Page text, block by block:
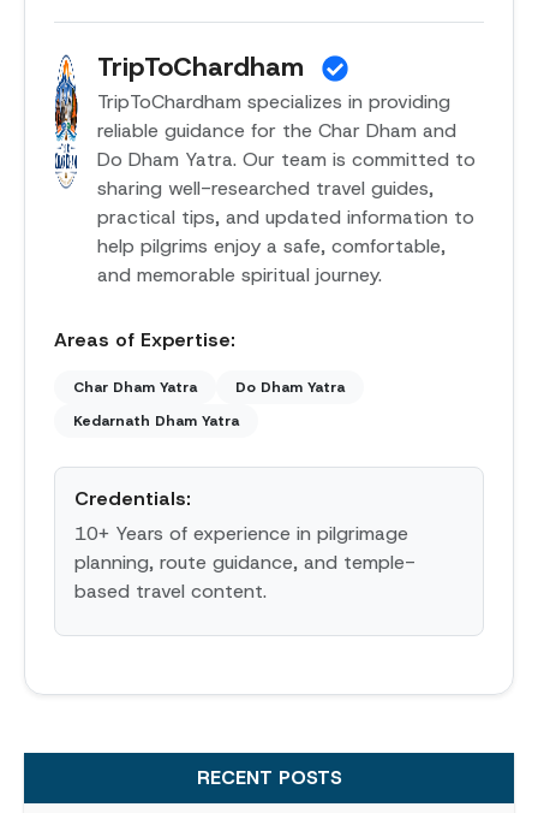
TripToChardham
TripToChardham specializes in providing
reliable guidance for the Char Dham and
Do Dham Yatra. Our team is committed to
sharing well-researched travel guides,
practical tips, and updated information to
help pilgrims enjoy a safe, comfortable,
and memorable spiritual journey.
Areas of Expertise:
Char Dham Yatra
Do Dham Yatra
Kedarnath Dham Yatra
Credentials:
10+ Years of experience in pilgrimage
planning, route guidance, and temple-
based travel content.
RECENT POSTS